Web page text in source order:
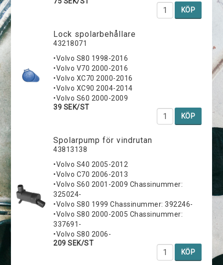
KÖP
Lock spolarbehållare
43218071
•Volvo S80 1998-2016
•Volvo V70 2000-2016
•Volvo XC70 2000-2016
•Volvo XC90 2004-2014
•Volvo S60 2000-2009
39 SEK/ST
KÖP
Spolarpump för vindrutan
43813138
•Volvo S40 2005-2012
•Volvo C70 2006-2013
•Volvo S60 2001-2009 Chassinummer:
325024-
•Volvo S80 1999 Chassinummer: 392246-
•Volvo S80 2000-2005 Chassinummer:
337691-
•Volvo S80 2006-
209 SEK/ST
KÖP